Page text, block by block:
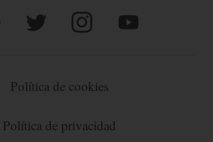
Política de cookies
Política de privacidad